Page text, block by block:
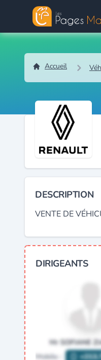
Accueil
DESCRIPTION
VENTE DE
DIRIGEANTS